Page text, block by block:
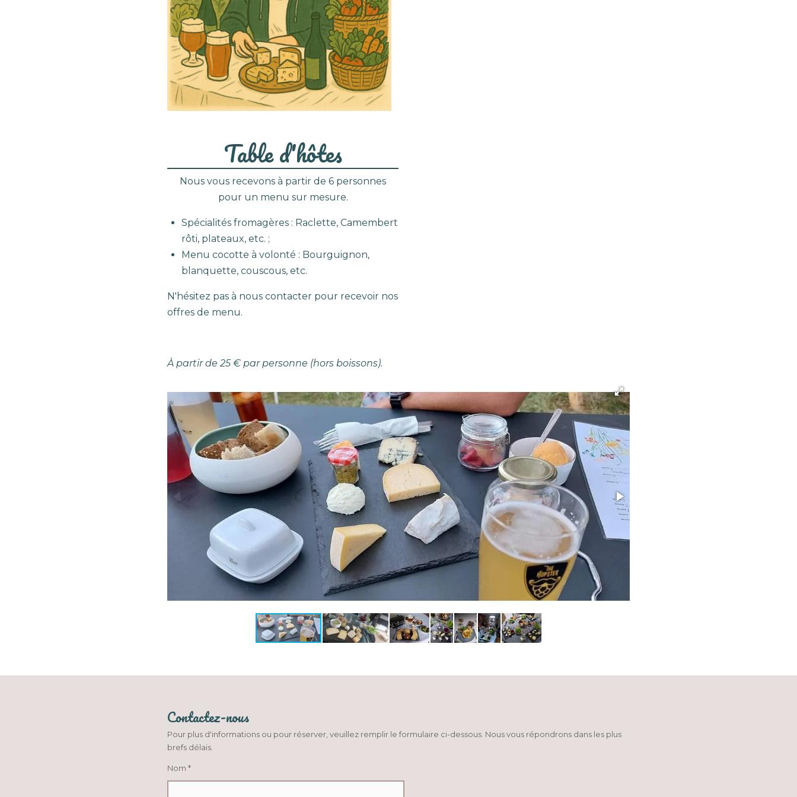
Table d'hôtes
Nous vous recevons à partir de 6 personnes
pour un menu sur mesure.
Spécialités fromagères : Raclette, Camembert
rôti, plateaux, etc. ;
Menu cocotte à volonté : Bourguignon,
blanquette, couscous, etc.
N'hésitez pas à nous contacter pour recevoir nos
offres de menu.
À partir de 25 € par personne (hors boissons).
Contactez-nous
Pour plus d'informations ou pour réserver, veuillez remplir le formulaire ci-dessous. Nous vous répondrons dans les plus
brefs délais.
Nom *